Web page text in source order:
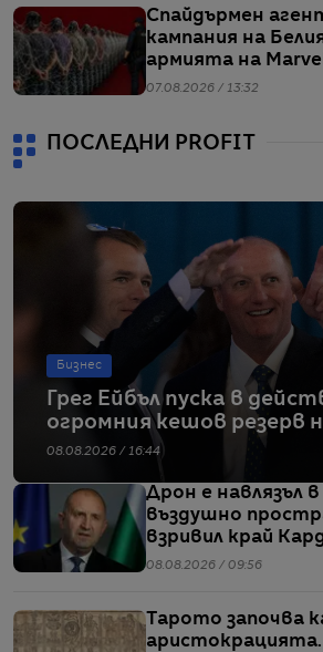
Спайдърмен
кампания на
армията на
07.08.2026 / 13:32
ПОСЛЕДНИ PROFIT
Бизнес
Грег Ейбъл пуска в
огромния кешов резерв
08.08.2026 / 16:44
Дрон е навлязъл
въздушно
взривил край
Радев
08.08.2026 / 09:56
Тарото започва